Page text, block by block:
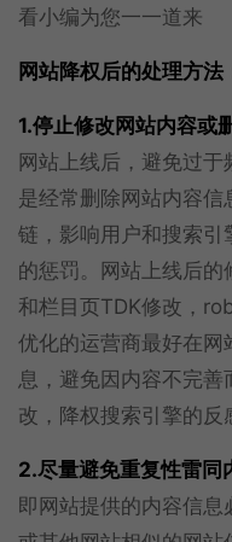
看小编为您一一道来
网站降权后的处理方法
1.停止修改网站内容或
网站上线后，避免过
是经常删除网站内容
链，影响用户和搜索引
的惩罚。网站上线后
和栏目页TDK修改，
优化的运营商最好在网
息，避免因内容不完
改，降权搜索引擎的反
2.尽量避免重复性雷同
即网站提供的内容信